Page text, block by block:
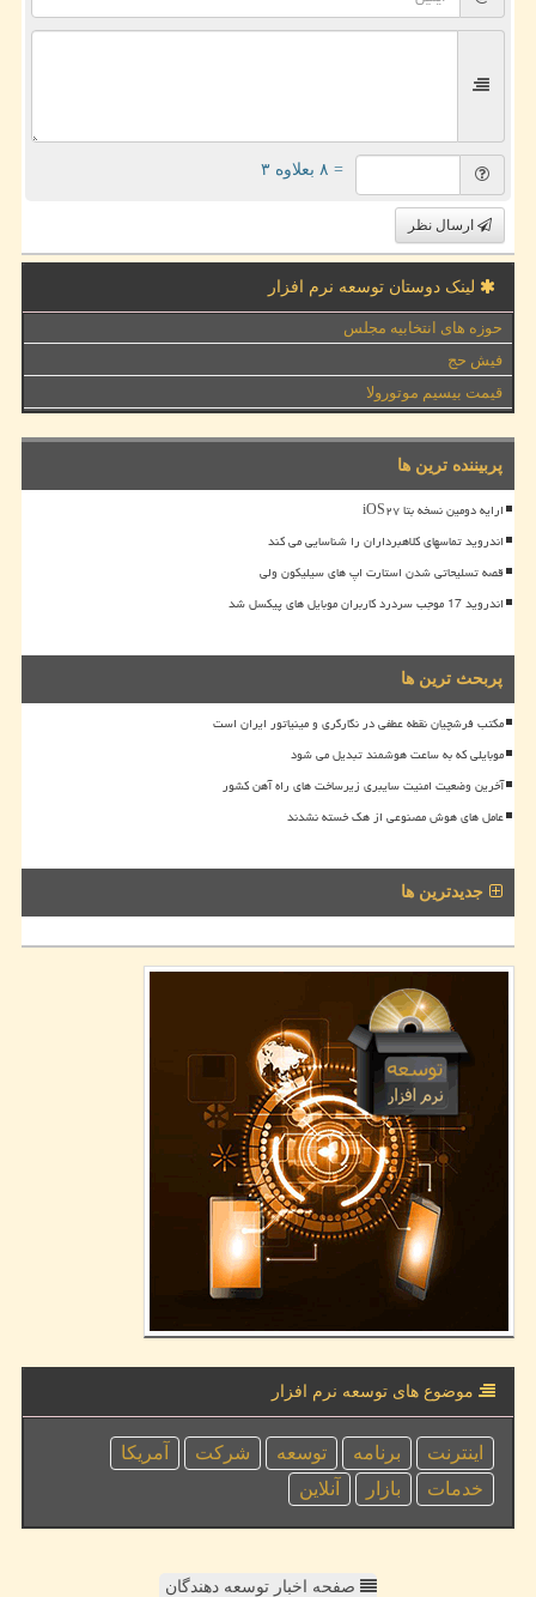
= ۸ بعلاوه ۳
ارسال نظر
لینک دوستان توسعه نرم افزار
حوزه های انتخابیه مجلس
فیش حج
قیمت بیسیم موتورولا
پربیننده ترین ها
ارایه دومین نسخه بتا iOS۲۷
اندروید تماسهای کلاهبرداران را شناسایی می کند
قصه تسلیحاتی شدن استارت اپ های سیلیکون ولی
اندروید 17 موجب سردرد کاربران موبایل های پیکسل شد
پربحث ترین ها
مکتب فرشچیان نقطه عطفی در نگارگری و مینیاتور ایران است
موبایلی که به ساعت هوشمند تبدیل می شود
آخرین وضعیت امنیت سایبری زیرساخت های راه آهن کشور
عامل های هوش مصنوعی از هک خسته نشدند
جدیدترین ها
موضوع های توسعه نرم افزار
اینترنت برنامه توسعه شركت
آمریكا
خدمات
بازار آنلاین
صفحه اخبار توسعه دهندگان